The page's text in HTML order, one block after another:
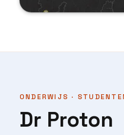
ONDERWIJS ·
Dr Proton